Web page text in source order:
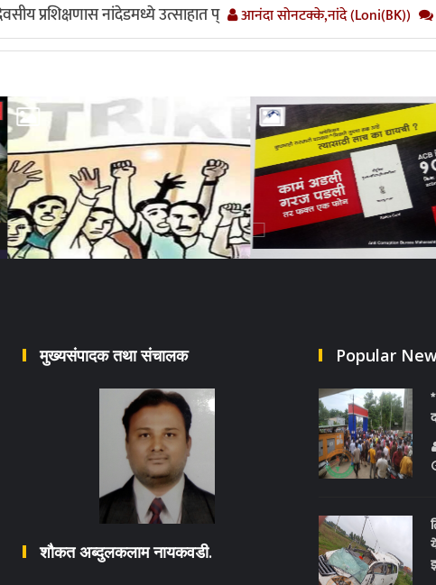
प्रशिक्षणास नांदेडमध्ये उत्साहात प् आनंदा सोनटक्के,नांदे (Loni(BK))
मुख्यसंपादक तथा संचालक
शौकत अब्दुलकलाम नायकवडी.
Popular